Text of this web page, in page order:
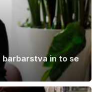
barbarstva in to se